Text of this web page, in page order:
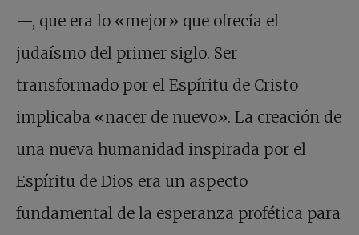
—, que era lo «mejor» que ofrecía el
judaísmo del primer siglo. Ser
transformado por el Espíritu de Cristo
implicaba «nacer de nuevo». La creación de
una nueva humanidad inspirada por el
Espíritu de Dios era un aspecto
fundamental de la esperanza profética para